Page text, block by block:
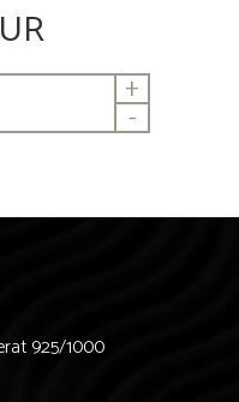
+
-
925/1000